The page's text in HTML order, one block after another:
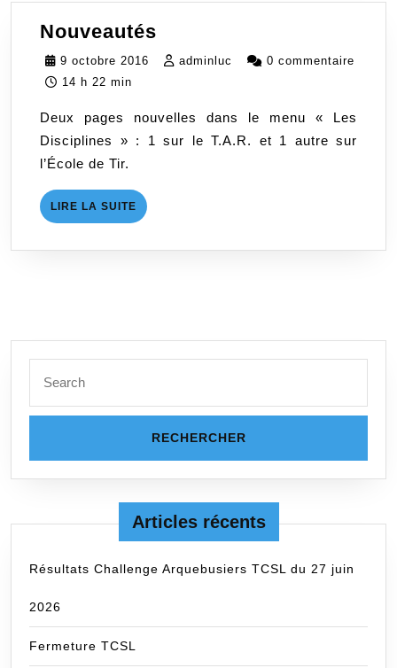
Nouveautés
9 octobre 2016 adminluc adminluc0 commentaire
14 h 22 min
Deux pages nouvelles dans le menu « Les
Disciplines » : 1 sur le T.A.R. et 1 autre sur
l’École de Tir.
LIRE LA SUITE LIRE
LA
for:
Articles récents
Résultats Challenge Arquebusiers TCSL du 27 juin
2026
Fermeture TCSL